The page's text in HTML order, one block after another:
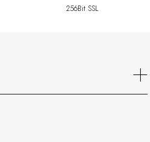
256Bit SSL